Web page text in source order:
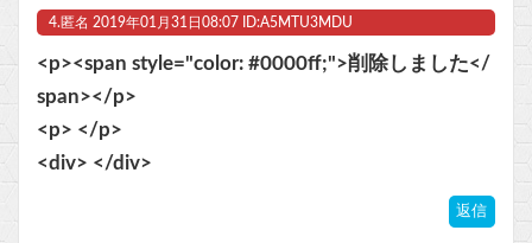
4. 匿名 2019年01月31日08:07 ID:A5MTU3MDU
<p><span style="color: #0000ff;">削除しました</
span></p>
<p> </p>
<div> </div>
返信